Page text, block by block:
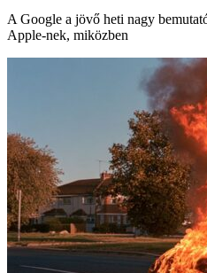
A Google a jövő heti nagy
Apple-nek, miközben